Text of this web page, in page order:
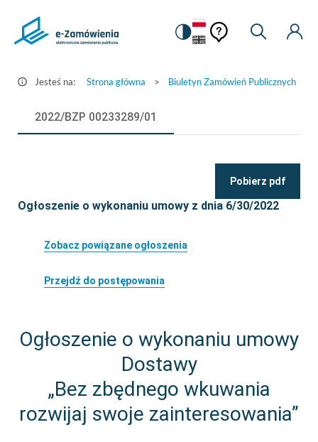
Szczegóły
e-
Ustawienia
Zmiana
na
kontrastową
Pomoc
kontekstowa
Pomoc
Moje
Jesteś na: Strona główna > Biuletyn Zamówień Publicznych
2022/BZP 00233289/01
Pobierz pdf
Ogłoszenie o wykonaniu umowy z dnia 6/30/2022
Zobacz powiązane ogłoszenia
Przejdź do postępowania
Ogłoszenie o wykonaniu umowy
Dostawy
„Bez zbędnego wkuwania
rozwijaj swoje zainteresowania”